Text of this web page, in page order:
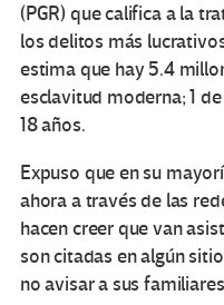
(PGR) que califica a la
los delitos más
estima que hay 5.4
esclavitud moderna; 1
18 años.
Expuso que en su
ahora a través de las
hacen creer que van
son citadas en algún
no avisar a sus